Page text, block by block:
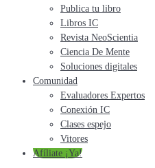
Publica tu libro
Libros IC
Revista NeoScientia
Ciencia De Mente
Soluciones digitales
Comunidad
Evaluadores Expertos
Conexión IC
Clases espejo
Vitores
Afíliate ¡Ya!